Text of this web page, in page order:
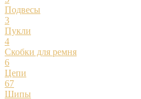
Подвесы
3
Пукли
4
Скобки для ремня
6
Цепи
67
Шипы